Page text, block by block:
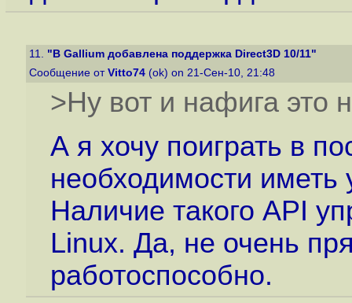
11. "В Gallium добавлена поддержка Direct3D 10/11"
Сообщение от Vitto74 (ok) on 21-Сен-10, 21:48
>Ну вот и нафига это
А я хочу поиграть в
необходимости иметь
Наличие такого API
Linux. Да, не очень
работоспособно.